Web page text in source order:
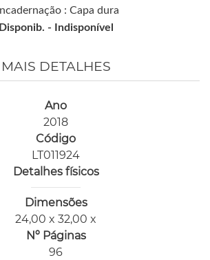
: Capa dura
Disponib. -
Indisponível
MAIS DETALHES
Ano
2018
Código
LT011924
Detalhes físicos
Dimensões
24,00 x 32,00 x
Nº Páginas
96